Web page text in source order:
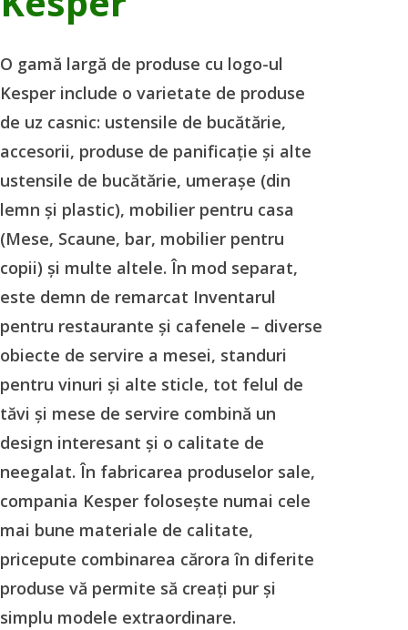
O gamă largă de produse cu logo-ul
Kesper include o varietate de produse
de uz casnic: ustensile de bucătărie,
accesorii, produse de panificație și alte
ustensile de bucătărie, umerașe (din
lemn și plastic), mobilier pentru casa
(Mese, Scaune, bar, mobilier pentru
copii) și multe altele. În mod separat,
este demn de remarcat Inventarul
pentru restaurante și cafenele – diverse
obiecte de servire a mesei, standuri
pentru vinuri și alte sticle, tot felul de
tăvi și mese de servire combină un
design interesant și o calitate de
neegalat. În fabricarea produselor sale,
compania Kesper folosește numai cele
mai bune materiale de calitate,
pricepute combinarea cărora în diferite
produse vă permite să creați pur și
simplu modele extraordinare.